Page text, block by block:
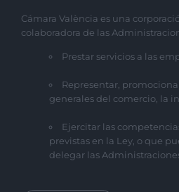
Cámara València es una
colaboradora de las
Prestar servicios a las
Representar,
generales del comercio, la
Ejercitar las
previstas en la Ley, o que
delegar las